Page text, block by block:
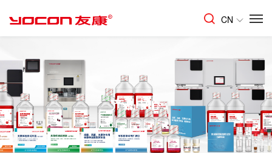
CN
产品中心